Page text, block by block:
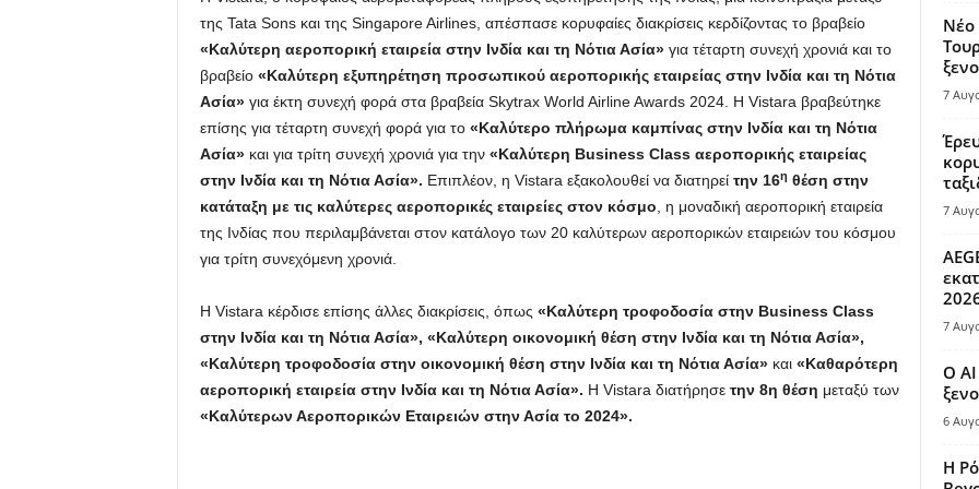
της Tata Sons και της Singapore Airlines, απέσπασε κορυφαίες διακρίσεις κερδίζοντας το βραβείο
«Καλύτερη αεροπορική εταιρεία στην Ινδία και τη Νότια Ασία»για τέταρτη συνεχή χρονιά και το
βραβείο «Καλύτερη εξυπηρέτηση προσωπικού αεροπορικής εταιρείας στην Ινδία και τη Νότια
Ασία»για έκτη συνεχή φορά στα βραβεία Skytrax World Airline Awards 2024. Η Vistara βραβεύτηκε
επίσης για τέταρτη συνεχή φορά για το «Καλύτερο πλήρωμα καμπίνας στην Ινδία και τη Νότια
Ασία»και για τρίτη συνεχή χρονιά για την «Καλύτερη Business Class αεροπορικής εταιρείας
στην Ινδία και τη Νότια Ασία». Επιπλέον, η Vistara εξακολουθεί να διατηρεί την 16η θέση στην
κατάταξη με τις καλύτερες αεροπορικές εταιρείες στον κόσμο , η μοναδική αεροπορική εταιρεία
της Ινδίας που περιλαμβάνεται στον κατάλογο των 20 καλύτερων αεροπορικών εταιρειών του κόσμου
για τρίτη συνεχόμενη χρονιά.
Η Vistara κέρδισε επίσης άλλες διακρίσεις, όπως «Καλύτερη τροφοδοσία στην Business Class
στην Ινδία και τη Νότια Ασία», «Καλύτερη οικονομική θέση στην Ινδία και τη Νότια Ασία»,
«Καλύτερη τροφοδοσία στην οικονομική θέση στην Ινδία και τη Νότια Ασία»και «Καθαρότερη
αεροπορική εταιρεία στην Ινδία και τη Νότια Ασία». Η Vistara διατήρησε την 8η θέση μεταξύ των
«Καλύτερων Αεροπορικών Εταιρειών στην Ασία το 2024».
Νέο
7
7
7
Ο AI
6
Η